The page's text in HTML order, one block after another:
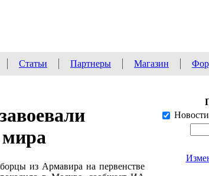
Статьи Партнеры Магазин
мира
из Армавира на первенстве